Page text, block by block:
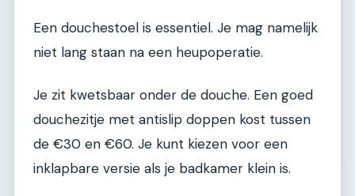
Een douchestoel is essentiel. Je mag namelijk
niet lang staan na een heupoperatie.
Je zit kwetsbaar onder de douche. Een goed
douchezitje met antislip doppen kost tussen
de €30 en €60. Je kunt kiezen voor een
inklapbare versie als je badkamer klein is.